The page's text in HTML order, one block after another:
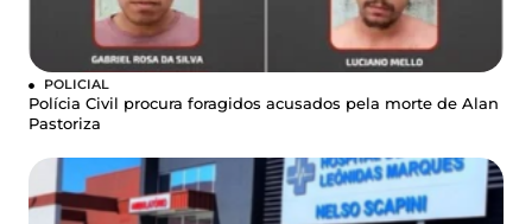
POLICIAL
Polícia Civil procura foragidos acusados pela morte de Alan
Pastoriza